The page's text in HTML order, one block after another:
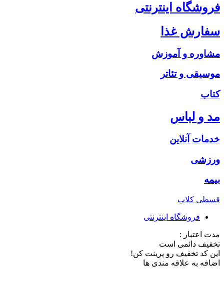
فروشگاه اینترنتی
سفارش غذا
مشاوره و آموزش
موسیقی و تئاتر
کتاب
مد و لباس
خدمات آنلاین
ورزشی
بیمه
قسطی کلاب
فروشگاه اینترنتی
مدت اعتبار :
تخفیف دائمی است
این کد تخفیف رو پرینت کن!
اضافه به علاقه مندی ها